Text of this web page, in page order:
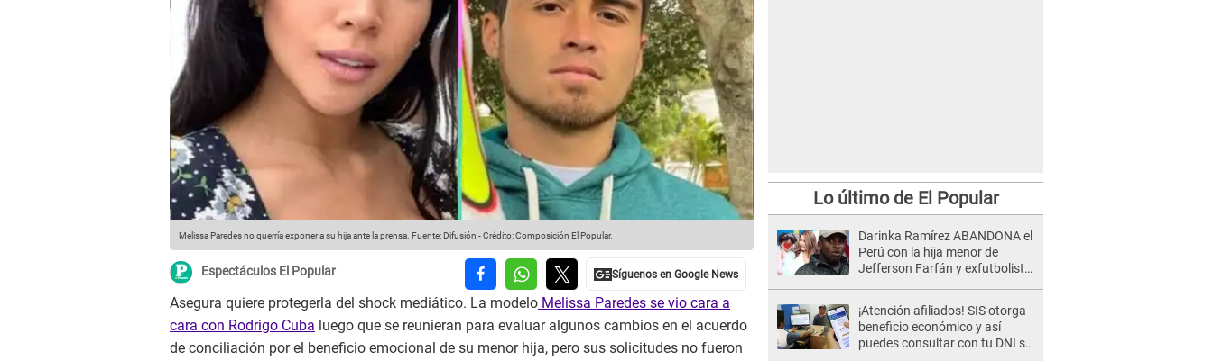
Melissa Paredes no querría exponer a su hija ante la prensa. Fuente: Difusión -Crédito: Composición El Popular.
Espectáculos El Popular
Asegura quiere protegerla del shock mediático. La modelo Melissa Paredes se vio cara a
cara con Rodrigo Cuba luego que se reunieran para evaluar algunos cambios en el acuerdo
de conciliación por el beneficio emocional de su menor hija, pero sus solicitudes no fueron
Lo último de El Popular
Darinka Ramírez ABANDONA el
Perú con la hija menor de
Jefferson Farfán y exfutbolista
¡Atención afiliados! SIS otorga
beneficio económico y así
puedes consultar con tu DNI si